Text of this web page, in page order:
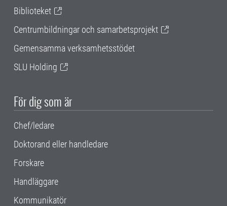
Biblioteket
Centrumbildningar och samarbetsprojekt
Gemensamma verksamhetsstödet
SLU Holding
För dig som är
Chef/ledare
Doktorand eller handledare
Forskare
Handläggare
Kommunikatör